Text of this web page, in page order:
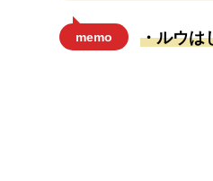
memo ・ルウは